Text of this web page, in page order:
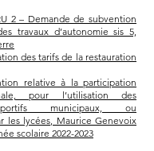
2 – Demande de subvention
travaux d’autonomie sis 5,
des tarifs de la restauration
relative à la participation
pour l’utilisation des
municipaux, ou
les lycées, Maurice Genevoix
scolaire 2022-2023